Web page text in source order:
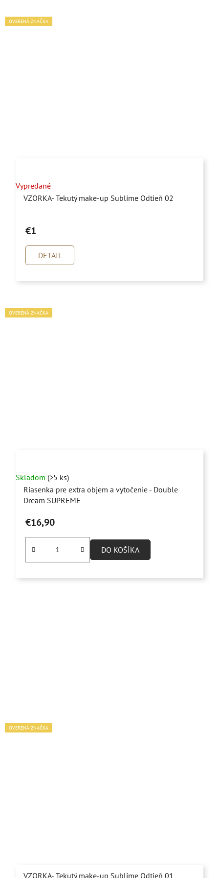
OVERENÁ ZNAČKA
Vypredané
VZORKA- Tekutý make-up Sublime Odtieň 02
€1
DETAIL
OVERENÁ ZNAČKA
hodnotenie
produktu
5,0
z
hviezdičiek.
Skladom (>5 ks)
Riasenka pre extra objem a vytočenie - Double
Dream SUPREME
€16,90
DO KOŠÍKA
OVERENÁ ZNAČKA
VZORKA- Tekutý make-up Sublime Odtieň 01